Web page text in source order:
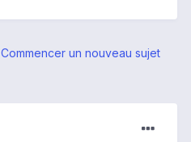
Commencer un nouveau sujet